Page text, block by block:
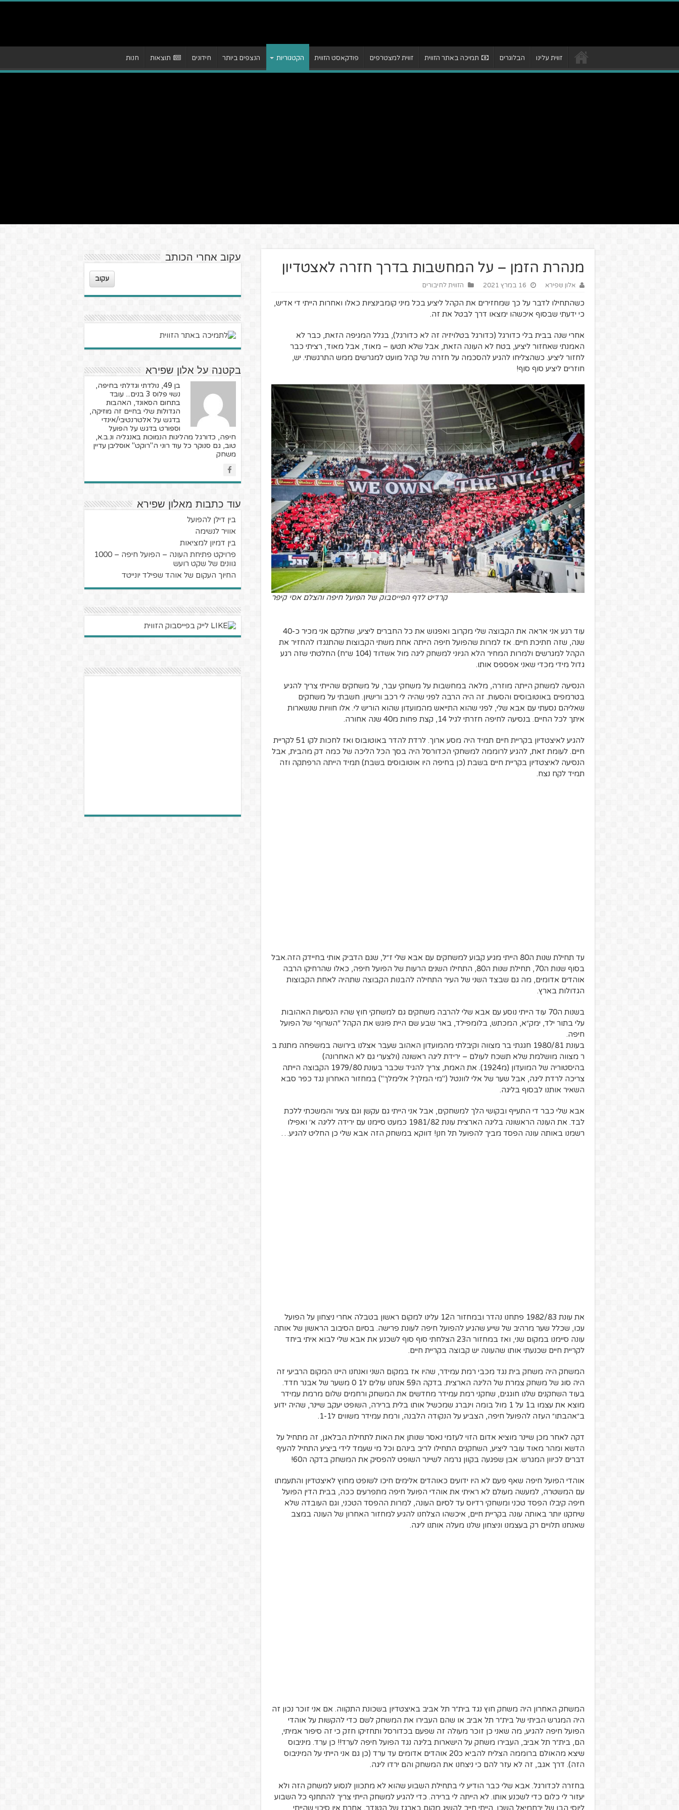
זווית עלינו הבלוגרים תמיכה באתר הזווית זווית למצטרפים פודקאסט הזווית הקטגוריות הנצפים ביותר חידונים תוצאות חנות
מנהרת הזמן – על המחשבות בדרך חזרה לאצטדיון
אלון שפירא 16 במרץ 2021 הזווית לחיבורים
כשהתחילו לדבר על כך שמחזירים את הקהל ליציע בכל מיני קומבינציות כאלו ואחרות הייתי די אדיש,
כי ידעתי שבסוף איכשהו ימצאו דרך לבטל את זה.
אחרי שנה בבית בלי כדורגל (כדורגל בטלויזיה זה לא כדורגל), בגלל המגיפה הזאת, כבר לא
האמנתי שאחזור ליציע, בטח לא העונה הזאת, אבל שלא תטעו – מאוד, אבל מאוד, רציתי כבר
לחזור ליציע. כשהצליחו להגיע להסכמה על חזרה של קהל מועט למגרשים ממש התרגשתי. יש,
חוזרים ליציע סוף סוף!
קרדיט לדף הפייסבוק של הפועל חיפה והצלם אסי קיפר
עוד רגע אני אראה את הקבוצה שלי מקרוב ואפגוש את כל החברים ליציע, שחלקם אני מכיר כ-40
שנה, שזה חתיכת חיים. אז למרות שהפועל חיפה הייתה אחת משתי הקבוצות שהתנגדו להחזיר את
הקהל למגרשים ולמרות המחיר הלא הגיוני למשחק ליגה מול אשדוד (104 ש״ח) החלטתי שזה רגע
גדול מידי מכדי שאני אפספס אותו.
הנסיעה למשחק הייתה מוזרה, מלאה במחשבות על משחקי עבר, על משחקים שהייתי צריך להגיע
בטרמפים באוטובוסים והסעות. זה היה הרבה לפני שהיה לי רכב ורישיון. חשבתי על משחקים
שאליהם נסעתי עם אבא שלי, לפני שהוא התייאש מהמועדון שהוא הוריש לי. אלו חוויות שנשארות
איתך לכל החיים. בנסיעה לחיפה חזרתי לגיל 14, קצת פחות מ40 שנה אחורה.
להגיע לאיצטדיון בקריית חיים תמיד היה מסע ארוך. לרדת להדר באוטובוס ואז לחכות לקו 51 לקריית
חיים. לעומת זאת, להגיע לרוממה למשחקי הכדורסל היה בסך הכל הליכה של כמה דק מהבית, אבל
הנסיעה לאיצטדיון בקריית חיים בשבת (כן בחיפה היו אוטובוסים בשבת) תמיד הייתה הרפתקה וזה
תמיד לקח נצח.
עד תחילת שנות ה80 הייתי מגיע קבוע למשחקים עם אבא שלי ז״ל, שגם הדביק אותי בחיידק הזה.אבל
בסוף שנות ה70, תחילת שנות ה80, התחילו השנים הרעות של הפועל חיפה, כאלו שהרחיקו הרבה
אוהדים אדומים, מה גם שבצד השני של העיר התחילה להבנות הקבוצה שתהיה לאחת הקבוצות
הגדולות בארץ.
בשנות ה70 עוד הייתי נוסע עם אבא שלי להרבה משחקים גם למשחקי חוץ שהיו הנסיעות האהובות
עלי בתור ילד, ימק״א, המכתש, בלומפילד, באר שבע שם היית פוגש את הקהל “השרוף״ של הפועל
חיפה.
בעונת 1980/81 חגגתי בר מצווה וקיבלתי מהמועדון האהוב שעבר אצלנו בירושה במשפחה מתנת ב
ר מצווה מושלמת שלא תשכח לעולם – ירידת ליגה ראשונה (ולצערי גם לא האחרונה)
בהיסטוריה של המועדון (מ1924). את האמת, צריך להגיד שכבר בעונת 1979/80 הקבוצה הייתה
צריכה לרדת ליגה, אבל שער של אלי לוונטל ("מי המלך? אלימלך") במחזור האחרון נגד כפר סבא
השאיר אותנו לבסוף בליגה.
אבא שלי כבר די התעייף ובקושי הלך למשחקים, אבל אני הייתי גם עקשן וגם צעיר והמשכתי ללכת
לבד. את העונה הראשונה בליגה הארצית עונת 1981/82 כמעט סיימנו עם ירידה לליגה א׳ ואפילו
רשמנו באותה עונה הפסד מביך להפועל תל חנן! דווקא במשחק הזה אבא שלי כן החליט להגיע…
את עונת 1982/83 פתחנו נהדר ובמחזור ה12 עלינו למקום ראשון בטבלה אחרי ניצחון על הפועל
עכו, שכלל שער מרהיב של שייע שהגיע להפועל חיפה לעונת פרישה. בסיום הסיבוב הראשון של אותה
עונה סיימנו במקום שני, ואז במחזור ה23 הצלחתי סוף סוף לשכנע את אבא שלי לבוא איתי ביחד
לקריית חיים שכנעתי אותו שהעונה יש קבוצה בקריית חיים.
המשחק היה משחק בית נגד מכבי רמת עמידר, שהיו אז במקום השני ואנחנו היינו המקום הרביעי זה
היה סוג של משחק צמרת של הליגה הארצית. בדקה ה59 אנחנו עולים ל1 0 משער של אבנר חדד.
בעוד השחקנים שלנו חוגגים, שחקני רמת עמידר מחדשים את המשחק ורחמים שלום מרמת עמידר
מוצא את עצמו ב1 על 1 מול בומה וינברג שמכשיל אותו בלית ברירה, השופט יעקב שיינר, שהיה ידוע
ב״אהבתו״ העזה להפועל חיפה, הצביע על הנקודה הלבנה, ורמת עמידר משווים ל1-1.
דקה לאחר מכן שיינר מוציא אדום הזוי לעזמי נאסר שנותן את האות לתחילת הבלאגן, זה מתחיל על
הדשא ומהר מאוד עובר ליציע, השחקנים התחילו לריב בינהם וכל מי שעמד לידי ביציע התחיל להעיף
דברים לכיוון המגרש. אבן שפגעה בקוון גרמה לשיינר השופט להפסיק את המשחק בדקה ה60!
אוהדי הפועל חיפה שאף פעם לא היו ידועים כאוהדים אלימים חיכו לשופט מחוץ לאיצטדיון והתעמתו
עם המשטרה, למעשה מעולם לא ראיתי את אוהדי הפועל חיפה מתפרעים ככה, בבית הדין הפועל
חיפה קיבלו הפסד טכני ומשחקי רדיוס עד לסיום העונה, למרות ההפסד הטכני, וגם העובדה שלא
שיחקנו יותר באותה עונה בקריית חיים, איכשהו הצלחנו להגיע למחזור האחרון של העונה במצב
שאנחנו תלויים רק בעצמנו וניצחון שלנו מעלה אותנו ליגה.
המשחק האחרון היה משחק חוץ נגד בית״ר תל אביב באיצטדיון בשכונת התקווה. אם אני זוכר נכון זה
היה המגרש הביתי של בית״ר תל אביב או שהם העבירו את המשחק לשם כדי להקשות על אוהדי
הפועל חיפה להגיע, מה שאני כן זוכר מעולה זה שפעם בכדורסל ותחזיקו חזק כי זה סיפור אמיתי,
הם, בית״ר תל אביב, העבירו משחק על הישארות בליגה נגד הפועל חיפה לערד!! כן ערד. מיניבוס
שיצא מהאולם ברוממה הצליח להביא כ20 אוהדים אדומים עד ערד (כן גם אני הייתי על המיניבוס
הזה). דרך אגב, זה לא עזר להם כי ניצחנו את המשחק והם ירדו ליגה.
בחזרה לכדורגל. אבא שלי כבר הודיע לי בתחילת השבוע שהוא לא מתכוון לנסוע למשחק הזה ולא
יעזור לי כלום כדי לשכנע אותו. לא הייתה לי ברירה. כדי להגיע למשחק הייתי צריך להתחנף כל השבוע
ליוסי הבן של ירחמיאל השכן. הייתי חייב להשיג מקום בארגז של הטנדר, אחרת אין סיכוי שהייתי
עקוב אחרי הכותב
עקוב
בקטנה על אלון שפירא
בן 49, נולדתי וגדלתי בחיפה,
נשוי פלוס 3 בנים... עובד
בתחום הסאונד, האהבות
הגדולות שלי בחיים זה מוזיקה,
בדגש על אלטרנטיבי/אינדי
וספורט בדגש על הפועל
חיפה, כדורגל מהליגות הנמוכות באנגליה ונ.ב.א,
טוב, גם סנוקר כל עוד רוני ה"רוקט" אוסליבן עדיין
משחק
עוד כתבות מאלון שפירא
בין דילן להפועל
אוויר לנשימה
בין דמיון למציאות
פרויקט פתיחת העונה – הפועל חיפה – 1000
גוונים של שקט רועש
החיוך העקום של אוהד שפילד יונייטד